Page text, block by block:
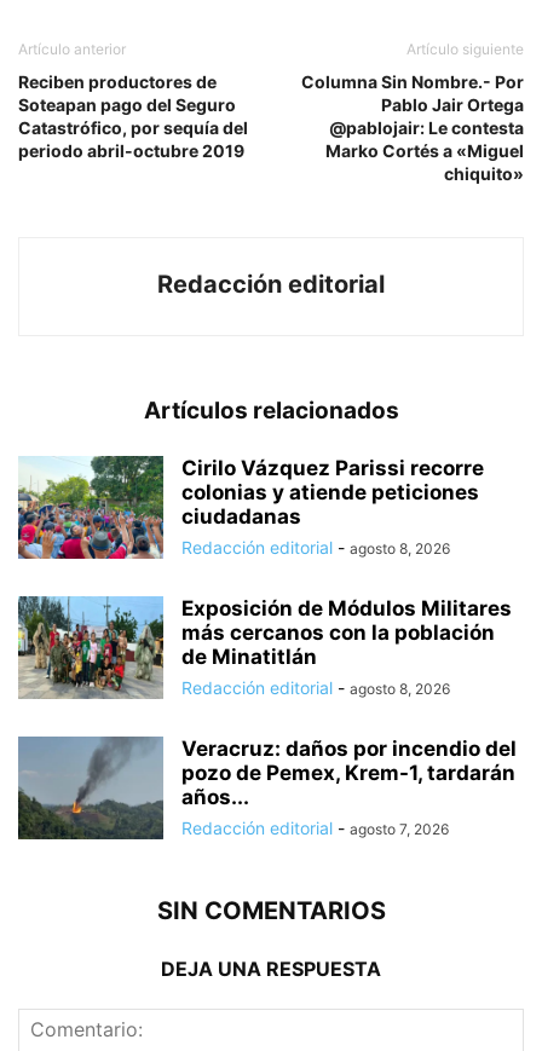
Artículo anterior
Reciben productores de
Soteapan pago del Seguro
Catastrófico, por sequía del
periodo abril-octubre 2019
Artículo siguiente
Columna Sin Nombre.- Por
Pablo Jair Ortega
@pablojair: Le contesta
Marko Cortés a «Miguel
chiquito»
Redacción editorial
Artículos relacionados
Cirilo Vázquez Parissi recorre
colonias y atiende peticiones
ciudadanas
Redacción editorial - agosto 8, 2026
Exposición de Módulos Militares
más cercanos con la población
de Minatitlán
Redacción editorial - agosto 8, 2026
Veracruz: daños por incendio del
pozo de Pemex, Krem-1, tardarán
años...
Redacción editorial - agosto 7, 2026
SIN COMENTARIOS
DEJA UNA RESPUESTA